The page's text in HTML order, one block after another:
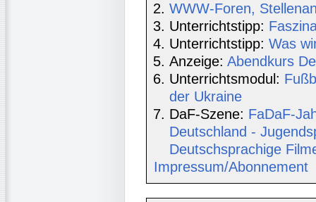
WWW-Foren,
Unterrichtstipp:
Unterrichtstipp: Was
Anzeige: Abendkurs
Unterrichtsmodul:
der Ukraine
DaF-Szene: FaDaF-
Deutschland -
Deutschsprachige
Impressum/Abonnement